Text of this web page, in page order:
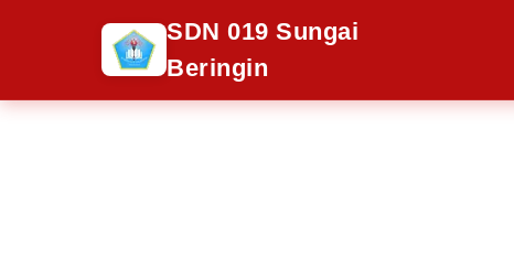
SDN 019 Sungai
Beringin